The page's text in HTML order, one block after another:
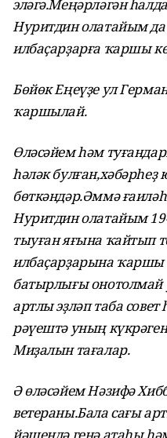
эләгә.Меңәрләгән
Нуритдин олатайым
илбаҫарҙарға ҡаршы
Бөйөк Еңеүҙе ул
ҡаршылай.
Өләсәйем һәм
һәләк булған,хәбәрһеҙ
бөткәндәр.Әммә
Нуритдин олатайым
тыуған яғына ҡайтып
илбаҫарҙарына ҡаршы
батырлығы
артлы эҙләп таба
рәүештә уның
Миҙалын тағалар.
Ә өләсәйем Нәзифә
ветераны.Бала сағы